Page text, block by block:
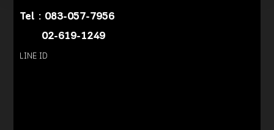
Tel : 083-057-7956
02-619-1249
LINE ID